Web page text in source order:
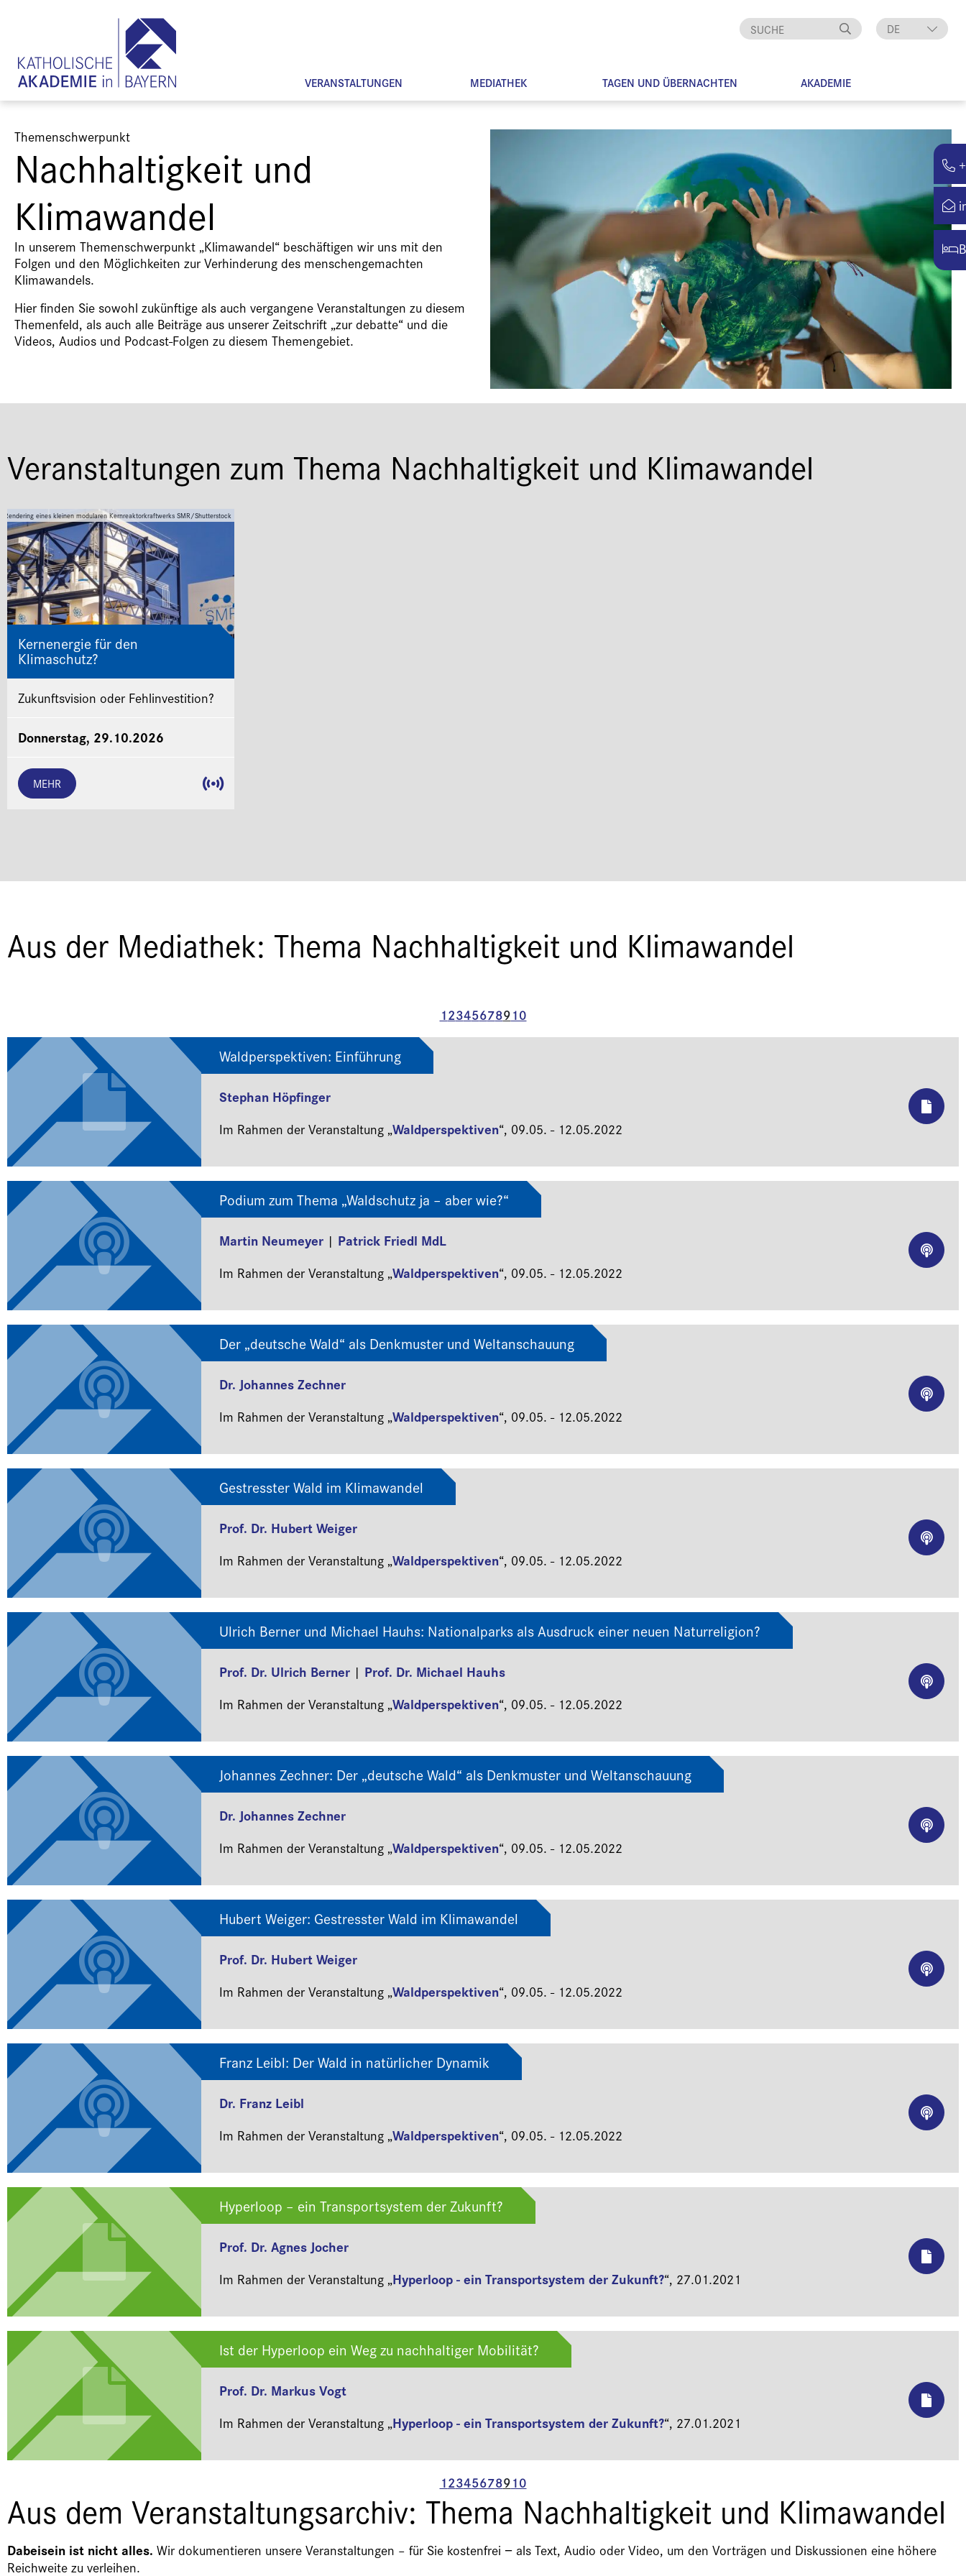
DE
VERANSTALTUNGEN MEDIATHEK TAGEN UND ÜBERNACHTEN AKADEMIE
Themenschwerpunkt
Nachhaltigkeit und
Klimawandel
In unserem Themenschwerpunkt „Klimawandel“ beschäftigen wir uns mit den
Folgen und den Möglichkeiten zur Verhinderung des menschengemachten
Klimawandels.
Hier finden Sie sowohl zukünftige als auch vergangene Veranstaltungen zu diesem
Themenfeld, als auch alle Beiträge aus unserer Zeitschrift „zur debatte“ und die
Videos, Audios und Podcast-Folgen zu diesem Themengebiet.
Veranstaltungen zum Thema Nachhaltigkeit und Klimawandel
Rendering eines kleinen modularen Kernreaktorkraftwerks SMR/Shutterstock
Kernenergie für den
Klimaschutz?
Zukunftsvision oder Fehlinvestition?
Donnerstag, 29.10.2026
MEHR
Aus der Mediathek: Thema Nachhaltigkeit und Klimawandel
12345678910
Waldperspektiven: Einführung
Stephan Höpfinger
Im Rahmen der Veranstaltung „Waldperspektiven“, 09.05. - 12.05.2022
Podium zum Thema „Waldschutz ja – aber wie?“
Martin Neumeyer | Patrick Friedl MdL
Im Rahmen der Veranstaltung „Waldperspektiven“, 09.05. - 12.05.2022
Der „deutsche Wald“ als Denkmuster und Weltanschauung
Dr. Johannes Zechner
Im Rahmen der Veranstaltung „Waldperspektiven“, 09.05. - 12.05.2022
Gestresster Wald im Klimawandel
Prof. Dr. Hubert Weiger
Im Rahmen der Veranstaltung „Waldperspektiven“, 09.05. - 12.05.2022
Ulrich Berner und Michael Hauhs: Nationalparks als Ausdruck einer neuen Naturreligion?
Prof. Dr. Ulrich Berner | Prof. Dr. Michael Hauhs
Im Rahmen der Veranstaltung „Waldperspektiven“, 09.05. - 12.05.2022
Johannes Zechner: Der „deutsche Wald“ als Denkmuster und Weltanschauung
Dr. Johannes Zechner
Im Rahmen der Veranstaltung „Waldperspektiven“, 09.05. - 12.05.2022
Hubert Weiger: Gestresster Wald im Klimawandel
Prof. Dr. Hubert Weiger
Im Rahmen der Veranstaltung „Waldperspektiven“, 09.05. - 12.05.2022
Franz Leibl: Der Wald in natürlicher Dynamik
Dr. Franz Leibl
Im Rahmen der Veranstaltung „Waldperspektiven“, 09.05. - 12.05.2022
Hyperloop – ein Transportsystem der Zukunft?
Prof. Dr. Agnes Jocher
Im Rahmen der Veranstaltung „Hyperloop - ein Transportsystem der Zukunft?“, 27.01.2021
Ist der Hyperloop ein Weg zu nachhaltiger Mobilität?
Prof. Dr. Markus Vogt
Im Rahmen der Veranstaltung „Hyperloop - ein Transportsystem der Zukunft?“, 27.01.2021
12345678910
Aus dem Veranstaltungsarchiv: Thema Nachhaltigkeit und Klimawandel
Dabeisein ist nicht alles. Wir dokumentieren unsere Veranstaltungen – für Sie kostenfrei − als Text, Audio oder Video, um den Vorträgen und Diskussionen eine höhere
Reichweite zu verleihen.